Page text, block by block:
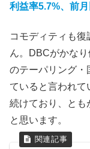
利益率5.7%、前
コモディティも
ん。DBCがかな
のテーパリング・
ていると言われて
続けており、とも
と思います。